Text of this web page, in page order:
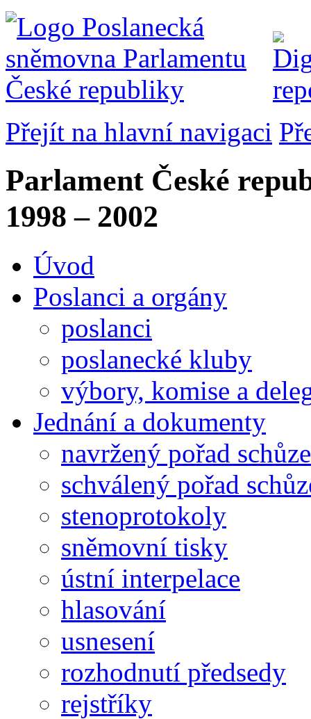
Přejít na hlavní navigaci
Parlament České
1998 – 2002
Úvod
Poslanci a orgány
poslanci
poslanecké kluby
výbory, komise a
Jednání a dokumenty
navržený pořad schůze
schválený pořad
stenoprotokoly
sněmovní tisky
ústní interpelace
hlasování
usnesení
rozhodnutí předsedy
rejstříky